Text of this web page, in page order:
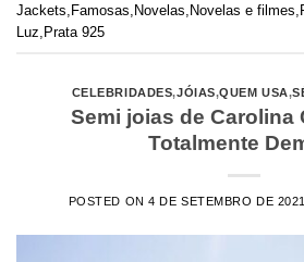
Jackets Famosas Novelas Novelas e filmes
Luz Prata 925
CELEBRIDADES,JÓIAS,QUEM USA,
Semi joias de Carolina
Totalmente
POSTED ON4 DE SETEMBRO DE 2021